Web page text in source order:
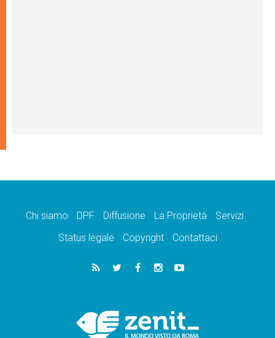
Chi siamo DPF Diffusione La Proprietà
Servizi
Status legale
Copyright Contattaci